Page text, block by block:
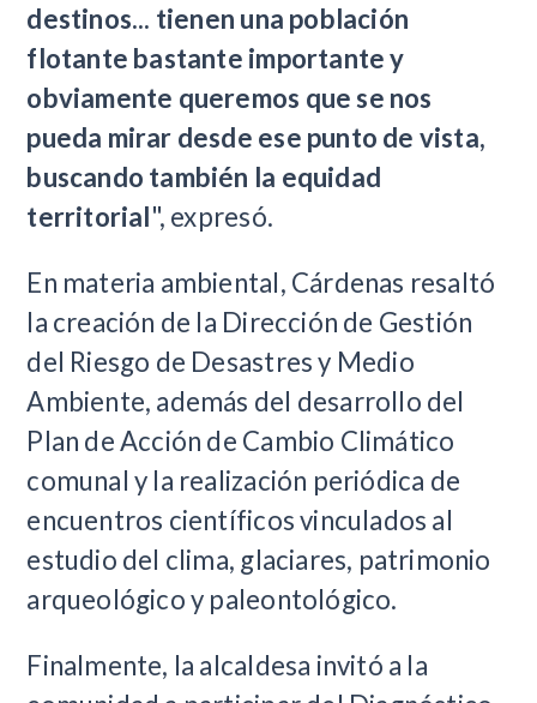
destinos... tienen una población
flotante bastante importante y
obviamente queremos que se nos
pueda mirar desde ese punto de vista,
buscando también la equidad
territorial", expresó.
En materia ambiental, Cárdenas resaltó
la creación de la Dirección de Gestión
del Riesgo de Desastres y Medio
Ambiente, además del desarrollo del
Plan de Acción de Cambio Climático
comunal y la realización periódica de
encuentros científicos vinculados al
estudio del clima, glaciares, patrimonio
arqueológico y paleontológico.
Finalmente, la alcaldesa invitó a la